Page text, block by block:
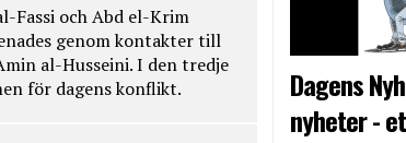
Fassi och Abd el-Krim
genom kontakter till
al-Husseini. I den tredje
för dagens konflikt.
Dagens
nyheter -